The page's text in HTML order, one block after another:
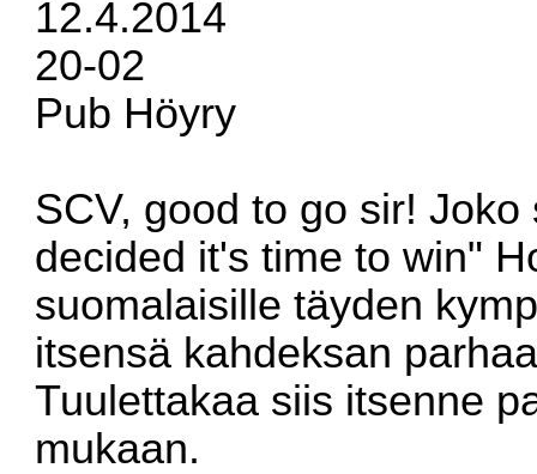
12.4.2014
20-02
Pub Höyry
SCV, good to go sir!
decided it's time to win"
suomalaisille täyden
itsensä kahdeksan
Tuulettakaa siis itsenne
mukaan.